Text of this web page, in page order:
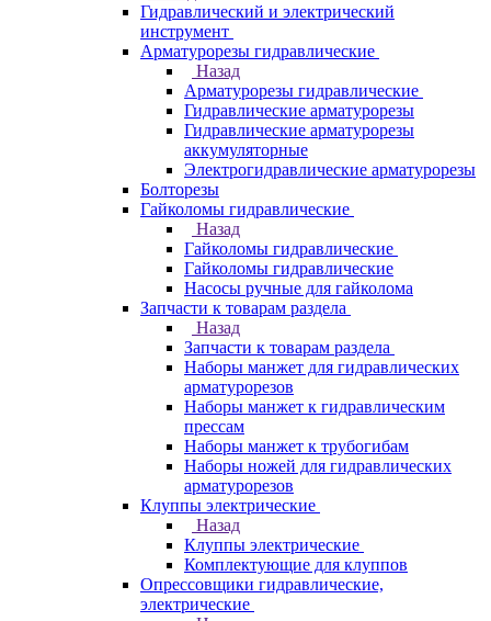
Гидравлический и электрический
инструмент
Арматурорезы гидравлические
Назад
Арматурорезы гидравлические
Гидравлические арматурорезы
Гидравлические арматурорезы
аккумуляторные
Электрогидравлические арматурорезы
Болторезы
Гайколомы гидравлические
Назад
Гайколомы гидравлические
Гайколомы гидравлические
Насосы ручные для гайколома
Запчасти к товарам раздела
Назад
Запчасти к товарам раздела
Наборы манжет для гидравлических
арматурорезов
Наборы манжет к гидравлическим
прессам
Наборы манжет к трубогибам
Наборы ножей для гидравлических
арматурорезов
Клуппы электрические
Назад
Клуппы электрические
Комплектующие для клуппов
Опрессовщики гидравлические,
электрические